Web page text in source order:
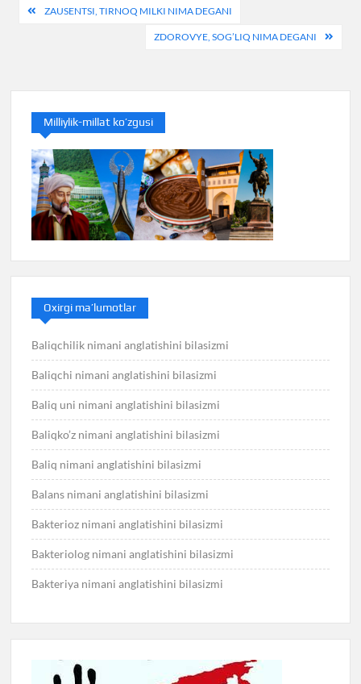
PostZAUSENTSI, TIRNOQ MILKI NIMA DEGANI
ZDOROVYE, SOG’LIQ NIMA DEGANI
Milliylik-millat ko’zgusi
Oxirgi ma’lumotlar
Baliqchilik nimani anglatishini bilasizmi
Baliqchi nimani anglatishini bilasizmi
Baliq uni nimani anglatishini bilasizmi
Baliqko’z nimani anglatishini bilasizmi
Baliq nimani anglatishini bilasizmi
Balans nimani anglatishini bilasizmi
Bakterioz nimani anglatishini bilasizmi
Bakteriolog nimani anglatishini bilasizmi
Bakteriya nimani anglatishini bilasizmi